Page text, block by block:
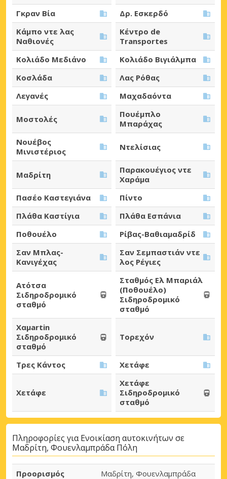
Γκραν Βία
Δρ. Εσκερδό
Κάμπο ντε λας
Ναθιονές
Κέντρο de
Transportes
Κολιάδο Μεδιάνο
Κολιάδο Βιγιάλμπα
Κοσλάδα
Λας Ρόθας
Λεγανές
Μαχαδαόντα
Μοστολές
Πουέμπλο
Μπαράχας
Νουέβος
Μινιστέριος
Ντελίσιας
Μαδρίτη
Παρακουέγιος ντε
Χαράμα
Πασέο Καστεγιάνα
Πίντο
Πλάθα Καστίγια
Πλάθα Εσπάνια
Ποθουέλο
Ρίβας-Βαθιαμαδρίδ
Σαν Μπλας-
Κανιγέχας
Σαν Σεμπαστιάν ντε
λος Ρέγιες
Ατότσα
Σιδηροδρομικό
σταθμό
Σταθμός Ελ Μπαριάλ
(Ποθουέλο)
Σιδηροδρομικό
σταθμό
Χαμartin
Σιδηροδρομικό
σταθμό
Τορεχόν
Τρες Κάντος Χετάφε
Χετάφε
Χετάφε
Σιδηροδρομικό
σταθμό
Πληροφορίες για Ενοικίαση αυτοκινήτων σε
Μαδρίτη, Φουενλαμπράδα Πόλη
Προορισμός
Μαδρίτη, Φουενλαμπράδα